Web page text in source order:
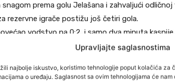
Upravljajte saglasnostima
najbolje iskustvo, koristimo tehnologije poput kolačića za
o uređaju. Saglasnost sa ovim tehnologijama će nam
prema golu Jelašana i zahvaljući odličnoj
rezervne igrače postižu još četiri gola.
vodstvo na 0:2, i samo dva minuta kasnije
Šefko Okić pogađa za 0:4, da bi za konačan
utakmice Haris Duljević